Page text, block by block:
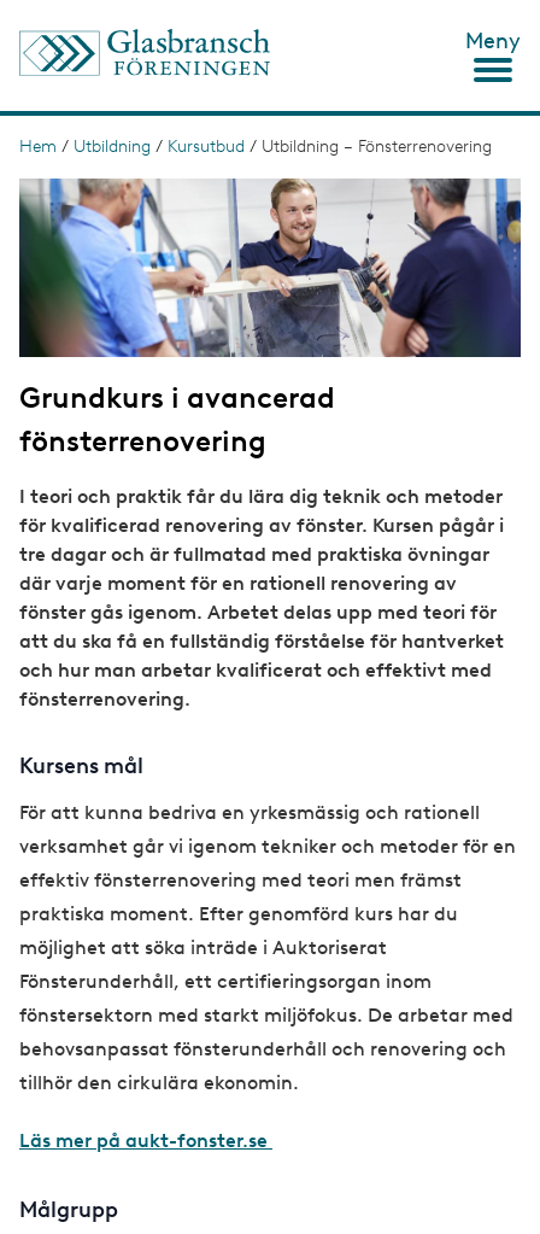
Meny
L
ä
n
g
Hem / Utbildning / Kursutbud / Utbildning – Fönsterrenovering
I
m
Grundkurs i avancerad
fönsterrenovering
I teori och praktik får du lära dig teknik och metoder
för kvalificerad renovering av fönster. Kursen pågår i
tre dagar och är fullmatad med praktiska övningar
där varje moment för en rationell renovering av
fönster gås igenom. Arbetet delas upp med teori för
att du ska få en fullständig förståelse för hantverket
och hur man arbetar kvalificerat och effektivt med
fönsterrenovering.
Kursens mål
För att kunna bedriva en yrkesmässig och rationell
verksamhet går vi igenom tekniker och metoder för en
effektiv fönsterrenovering med teori men främst
praktiska moment. Efter genomförd kurs har du
möjlighet att söka inträde i Auktoriserat
Fönsterunderhåll, ett certifieringsorgan inom
fönstersektorn med starkt miljöfokus. De arbetar med
behovsanpassat fönsterunderhåll och renovering och
tillhör den cirkulära ekonomin.
Läs mer på aukt-fonster.se
Målgrupp